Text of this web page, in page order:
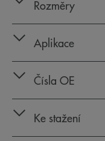
Rozměry
Aplikace
Čísla OE
Ke stažení